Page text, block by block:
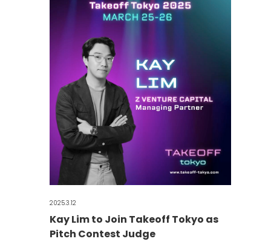
2025.3.12
Kay Lim to Join Takeoff Tokyo as
Pitch Contest Judge